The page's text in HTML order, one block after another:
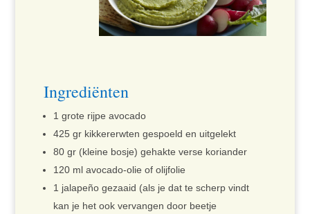
Ingrediënten
1 grote rijpe avocado
425 gr kikkererwten gespoeld en uitgelekt
80 gr (kleine bosje) gehakte verse koriander
120 ml avocado-olie of olijfolie
1 jalapeño gezaaid (als je dat te scherp vindt
kan je het ook vervangen door beetje